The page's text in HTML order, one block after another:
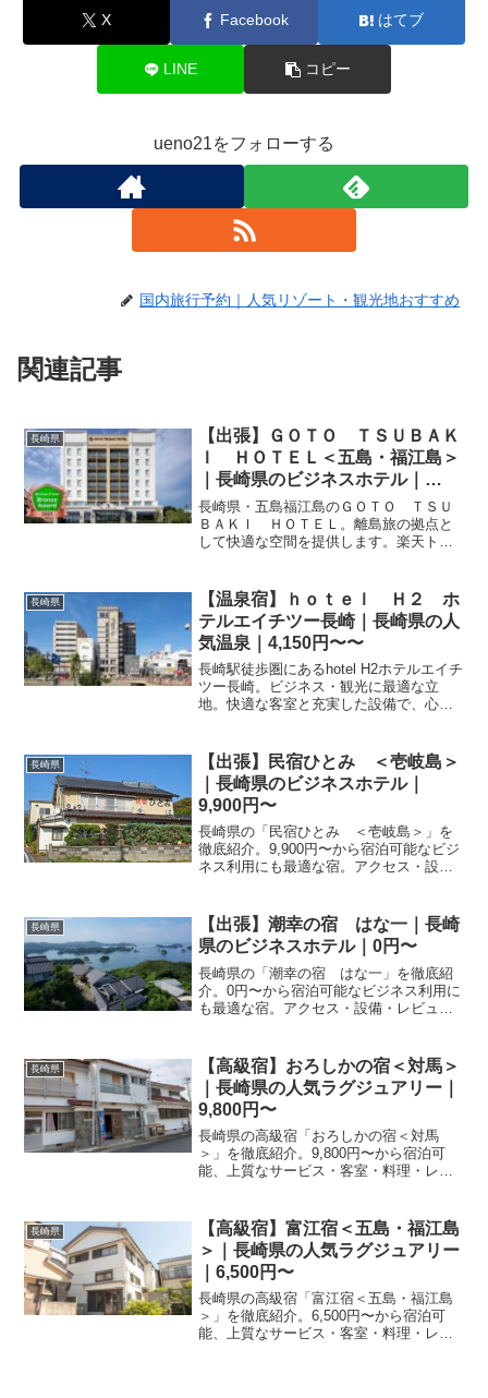
X Facebook はてブ
LINE コピー
ueno21をフォローする
国内旅行予約｜人気リゾート・観光地おすすめ
関連記事
長崎県
【出張】ＧＯＴＯ ＴＳＵＢＡＫ
Ｉ ＨＯＴＥＬ＜五島・福江島＞
｜長崎県のビジネスホテル｜
10,450円〜
長崎県・五島福江島のＧＯＴＯ ＴＳＵ
ＢＡＫＩ ＨＯＴＥＬ。離島旅の拠点と
して快適な空間を提供します。楽天トラ
細をチェックして、特別な旅の計画を立
てましょう。
長崎県
【温泉宿】ｈｏｔｅｌ Ｈ２ ホ
テルエイチツー長崎｜長崎県の人
気温泉｜4,150円〜〜
長崎駅徒歩圏にあるhotel H2ホテルエイチ
ツー長崎。ビジネス・観光に最適な立
地。快適な客室と充実した設備で、心地
長崎県
【出張】民宿ひとみ ＜壱岐島＞
｜長崎県のビジネスホテル｜
9,900円〜
長崎県の「民宿ひとみ ＜壱岐島＞」を
徹底紹介。9,900円〜から宿泊可能なビジ
ネス利用にも最適な宿。アクセス・設
長崎県
【出張】潮幸の宿 はな一｜長崎
県のビジネスホテル｜0円〜
長崎県の「潮幸の宿 はな一」を徹底紹
介。0円〜から宿泊可能なビジネス利用に
も最適な宿。アクセス・設備・レビュー
長崎県
【高級宿】おろしかの宿＜対馬＞
｜長崎県の人気ラグジュアリー｜
9,800円〜
長崎県の高級宿「おろしかの宿＜対馬
＞」を徹底紹介。9,800円〜から宿泊可
能、上質なサービス・客室・料理・レビ
長崎県
【高級宿】富江宿＜五島・福江島
＞｜長崎県の人気ラグジュアリー
｜6,500円〜
長崎県の高級宿「富江宿＜五島・福江島
＞」を徹底紹介。6,500円〜から宿泊可
能、上質なサービス・客室・料理・レビ